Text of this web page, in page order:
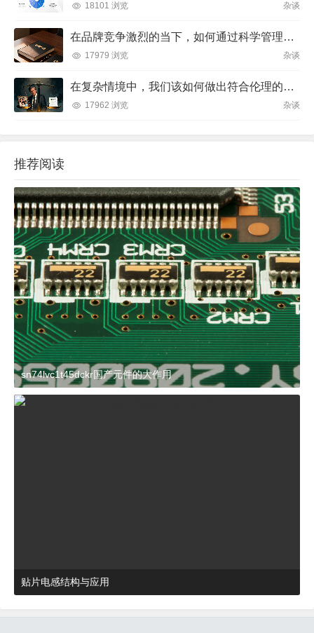
18101 浏览 杂谈
在品牌竞争激烈的当下，如何通过科学管理让品牌成为消费者心中不可替代的存在？
17979 浏览 杂谈
在复杂情境中，我们该如何做出符合伦理的决策？
17962 浏览 杂谈
推荐阅读
sn74lvc1t45dckr国产元件的大作用
2024-03-27 15:23:21 杂谈
贴片电感结构与应用